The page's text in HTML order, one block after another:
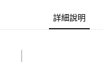
7-11取貨(快速到店)
詳細說明